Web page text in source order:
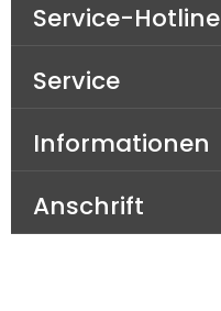
Anschrift
Service-Hotline
Service
Informationen